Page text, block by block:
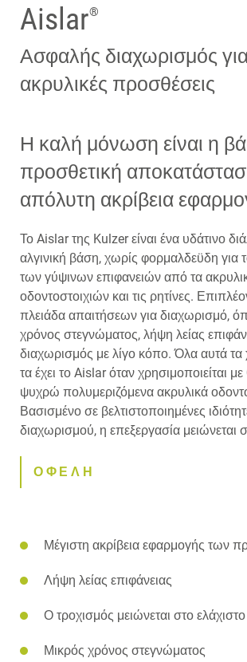
Aislar®
Ασφαλής διαχωρισμός
ακρυλικές προσθέσεις
Η καλή μόνωση είναι η
προσθετική
απόλυτη ακρίβεια
Το Aislar της Kulzer είναι ένα υδάτινο
αλγινική βάση, χωρίς φορμαλδεϋδη για
των γύψινων επιφανειών από τα
οδοντοστοιχιών και τις ρητίνες.
πλειάδα απαιτήσεων για διαχωρισμό,
χρόνος στεγνώματος, λήψη λείας
διαχωρισμός με λίγο κόπο. Όλα αυτά τα
τα έχει το Aislar όταν χρησιμοποιείται
ψυχρώ πολυμεριζόμενα ακρυλικά
Βασισμένο σε βελτιστοποιημένες
διαχωρισμού, η επεξεργασία μειώνεται
ΟΦΕΛΗ
Μέγιστη ακρίβεια εφαρμογής των
Λήψη λείας επιφάνειας
Ο τροχισμός μειώνεται στο ελάχιστο
Μικρός χρόνος στεγνώματος